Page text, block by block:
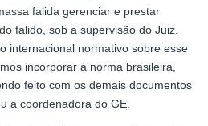
falida gerenciar e prestar
falido, sob a supervisão do Juiz.
internacional normativo sobre esse
incorporar à norma brasileira,
feito com os demais documentos
a coordenadora do GE.